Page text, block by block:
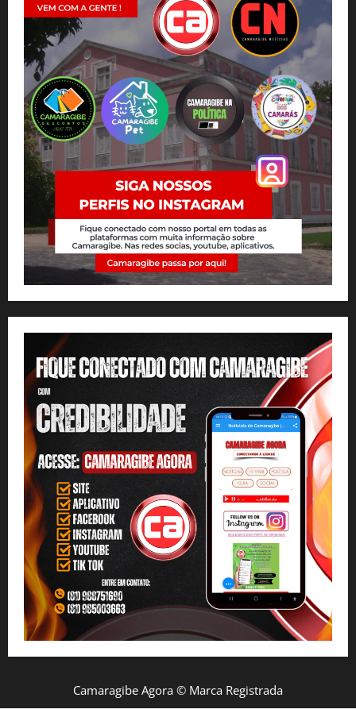
Camaragibe Agora © Marca Registrada